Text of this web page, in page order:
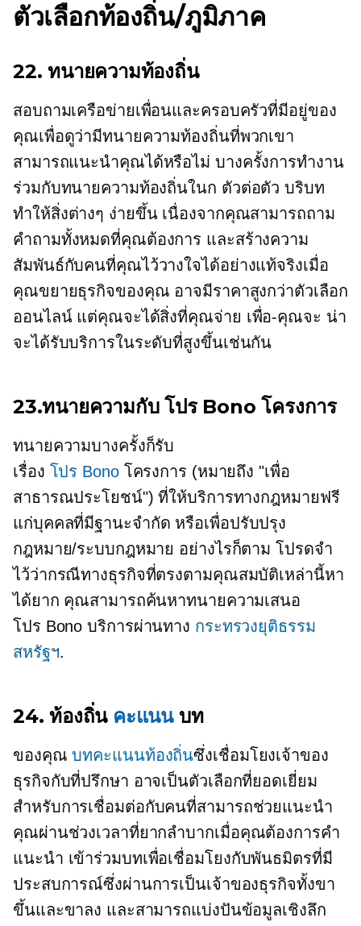
ตัวเลือกท้องถิ่น/ภูมิภาค
22. ทนายความท้องถิ่น
สอบถามเครือข่ายเพื่อนและครอบครัวที่มีอยู่ของ
คุณเพื่อดูว่ามีทนายความท้องถิ่นที่พวกเขา
สามารถแนะนำคุณได้หรือไม่ บางครั้งการทำงาน
ร่วมกับทนายความท้องถิ่นในก ตัวต่อตัว บริบท
ทำให้สิ่งต่างๆ ง่ายขึ้น เนื่องจากคุณสามารถถาม
คำถามทั้งหมดที่คุณต้องการ และสร้างความ
สัมพันธ์กับคนที่คุณไว้วางใจได้อย่างแท้จริงเมื่อ
คุณขยายธุรกิจของคุณ อาจมีราคาสูงกว่าตัวเลือก
ออนไลน์ แต่คุณจะได้สิ่งที่คุณจ่าย เพื่อ-คุณจะ น่า
จะได้รับบริการในระดับที่สูงขึ้นเช่นกัน
23.ทนายความกับโปร Bono โครงการ
ทนายความบางครั้งก็รับ
เรื่อง โปร Bonoโครงการ (หมายถึง "เพื่อ
สาธารณประโยชน์") ที่ให้บริการทางกฎหมายฟรี
แก่บุคคลที่มีฐานะจำกัด หรือเพื่อปรับปรุง
กฎหมาย/ระบบกฎหมาย อย่างไรก็ตาม โปรดจำ
ไว้ว่ากรณีทางธุรกิจที่ตรงตามคุณสมบัติเหล่านี้หา
ได้ยาก คุณสามารถค้นหาทนายความเสนอ
โปร Bono บริการผ่านทาง กระทรวงยุติธรรม
สหรัฐฯ.
24. ท้องถิ่น คะแนนบท
ของคุณบทคะแนนท้องถิ่นซึ่งเชื่อมโยงเจ้าของ
ธุรกิจกับที่ปรึกษา อาจเป็นตัวเลือกที่ยอดเยี่ยม
สำหรับการเชื่อมต่อกับคนที่สามารถช่วยแนะนำ
คุณผ่านช่วงเวลาที่ยากลำบากเมื่อคุณต้องการคำ
แนะนำ เข้าร่วมบทเพื่อเชื่อมโยงกับพันธมิตรที่มี
ประสบการณ์ซึ่งผ่านการเป็นเจ้าของธุรกิจทั้งขา
ขึ้นและขาลง และสามารถแบ่งปันข้อมูลเชิงลึก